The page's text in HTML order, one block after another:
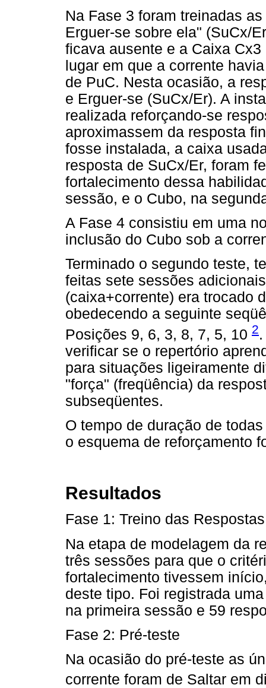
Na Fase 3 foram treinadas
Erguer-se sobre ela" (SuCx/
ficava ausente e a Caixa
lugar em que a corrente
de PuC. Nesta ocasião, a
e Erguer-se (SuCx/Er). A
realizada reforçando-se
aproximassem da resposta
fosse instalada, a caixa
resposta de SuCx/Er, foram
fortalecimento dessa
sessão, e o Cubo, na
A Fase 4 consistiu em uma
inclusão do Cubo sob a
Terminado o segundo teste,
feitas sete sessões
(caixa+corrente) era trocado
obedecendo a seguinte
Posições 9, 6, 3, 8, 7, 5, 10 2
verificar se o repertório
para situações ligeiramente
"força" (freqüência) da
subseqüentes.
O tempo de duração de
o esquema de reforçamento
Resultados
Fase 1: Treino das
Na etapa de modelagem da
três sessões para que o
fortalecimento tivessem
deste tipo. Foi registrada
na primeira sessão e 59
Fase 2: Pré-teste
Na ocasião do pré-teste as
corrente foram de Saltar em